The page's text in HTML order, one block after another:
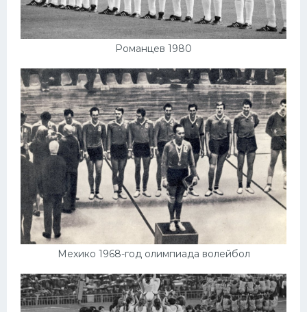
Романцев 1980
Мехико 1968-год олимпиада волейбол